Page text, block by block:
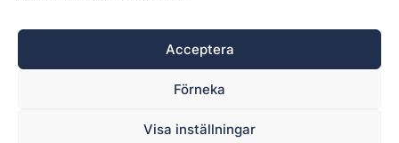
Acceptera
Förneka
Visa inställningar
Östernäsvägen 1, 827 32 Ljusdal, org.nr: 556625-6425 -
Ansvarig utgivare: Henrik Ekberg. Innehållet på denna
webbplats är upphovsrättsligt skyddat. Ange källa vid citering.
Byggvärlden är en del avMarknadsdatagruppen
Policy för datahantering, integritet och cookies